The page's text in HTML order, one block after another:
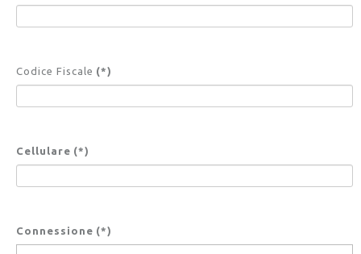
Codice Fiscale (*)
Cellulare (*)
Connessione (*)